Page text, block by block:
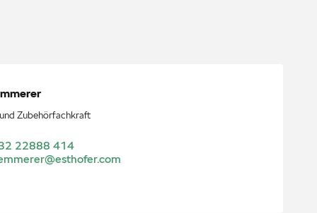
Zubehörfachkraft
22888 414